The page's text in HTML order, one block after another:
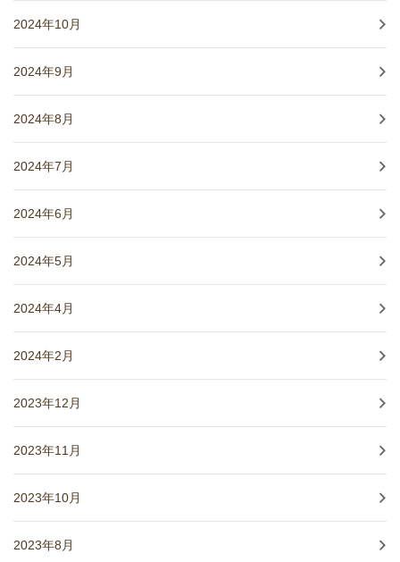
2024年10月
2024年9月
2024年8月
2024年7月
2024年6月
2024年5月
2024年4月
2024年2月
2023年12月
2023年11月
2023年10月
2023年8月